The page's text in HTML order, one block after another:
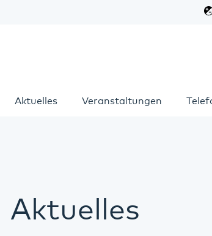
Aktuelles Veranstaltungen
Aktuelles